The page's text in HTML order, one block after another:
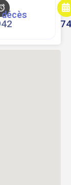
décès